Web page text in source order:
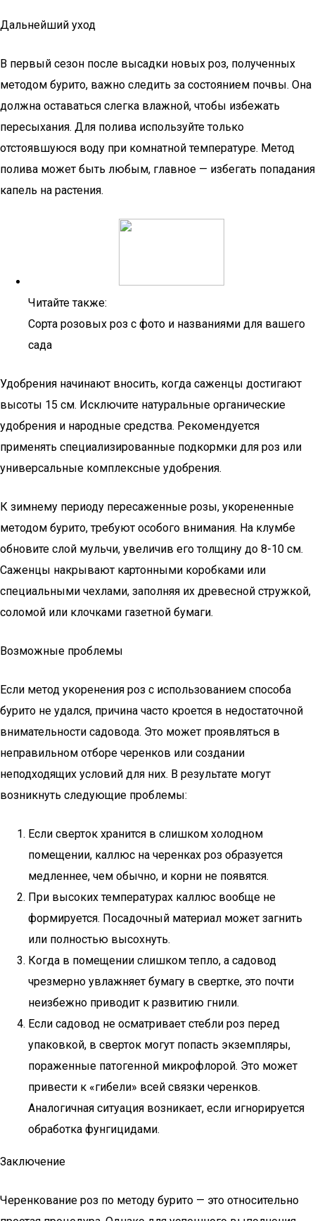
Дальнейший уход
В первый сезон после высадки новых роз, полученных
методом бурито, важно следить за состоянием почвы. Она
должна оставаться слегка влажной, чтобы избежать
пересыхания. Для полива используйте только
отстоявшуюся воду при комнатной температуре. Метод
полива может быть любым, главное — избегать попадания
капель на растения.
Читайте также:
Сорта розовых роз с фото и названиями для вашего
сада
Удобрения начинают вносить, когда саженцы достигают
высоты 15 см. Исключите натуральные органические
удобрения и народные средства. Рекомендуется
применять специализированные подкормки для роз или
универсальные комплексные удобрения.
К зимнему периоду пересаженные розы, укорененные
методом бурито, требуют особого внимания. На клумбе
обновите слой мульчи, увеличив его толщину до 8-10 см.
Саженцы накрывают картонными коробками или
специальными чехлами, заполняя их древесной стружкой,
соломой или клочками газетной бумаги.
Возможные проблемы
Если метод укоренения роз с использованием способа
бурито не удался, причина часто кроется в недостаточной
внимательности садовода. Это может проявляться в
неправильном отборе черенков или создании
неподходящих условий для них. В результате могут
возникнуть следующие проблемы:
Если сверток хранится в слишком холодном
помещении, каллюс на черенках роз образуется
медленнее, чем обычно, и корни не появятся.
При высоких температурах каллюс вообще не
формируется. Посадочный материал может загнить
или полностью высохнуть.
Когда в помещении слишком тепло, а садовод
чрезмерно увлажняет бумагу в свертке, это почти
неизбежно приводит к развитию гнили.
Если садовод не осматривает стебли роз перед
упаковкой, в сверток могут попасть экземпляры,
пораженные патогенной микрофлорой. Это может
привести к «гибели» всей связки черенков.
Аналогичная ситуация возникает, если игнорируется
обработка фунгицидами.
Заключение
Черенкование роз по методу бурито — это относительно